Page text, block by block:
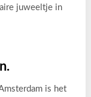
juweeltje in
is het